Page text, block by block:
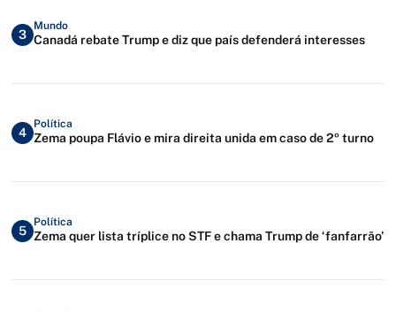
3
Mundo
Canadá rebate Trump e diz que país defenderá interesses
4
Política
Zema poupa Flávio e mira direita unida em caso de 2º turno
5
Política
Zema quer lista tríplice no STF e chama Trump de ‘fanfarrão’